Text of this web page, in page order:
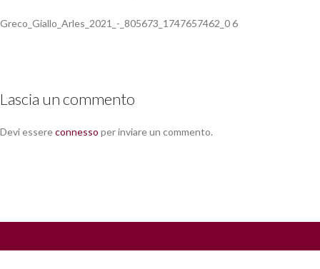
Greco_Giallo_Arles_2021_-_805673_1747657462_0 6
Lascia un commento
Devi essereconnesso per inviare un commento.